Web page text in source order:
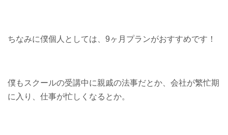
ちなみに僕個人としては、9ヶ月プランがおすすめです！
僕もスクールの受講中に親戚の法事だとか、会社が繁忙期
に入り、仕事が忙しくなるとか。